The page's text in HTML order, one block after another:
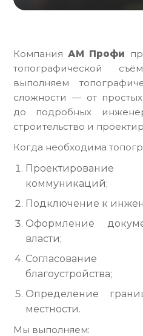
КомпанияАМ Профи
топографической
выполняем
сложности — от
до подробных
строительство и
Когда необходима
коммуникаций;
Подключение к
Оформление
власти;
Согласование
благоустройства;
Определение
местности.
Мы выполняем: